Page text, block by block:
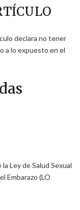
declara no tener
a lo expuesto en el